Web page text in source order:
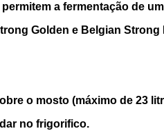
a fermentação de
Golden e Belgian Strong
o mosto (máximo de 23
no frigorifico.